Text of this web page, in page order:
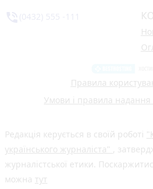
Правила
Умови і правила надання
Редакція керується в своїй роботі
українського журналіста"
,
журналістської етики.
можна тут